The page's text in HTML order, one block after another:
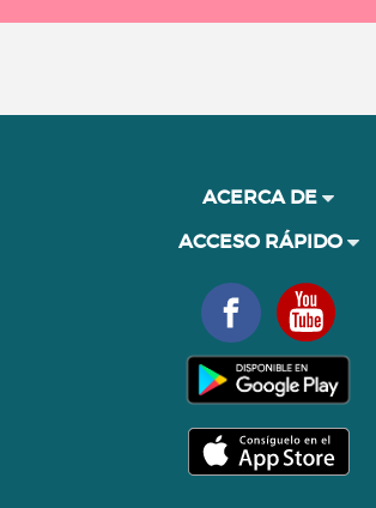
ACERCA DE
ACCESO RÁPIDO